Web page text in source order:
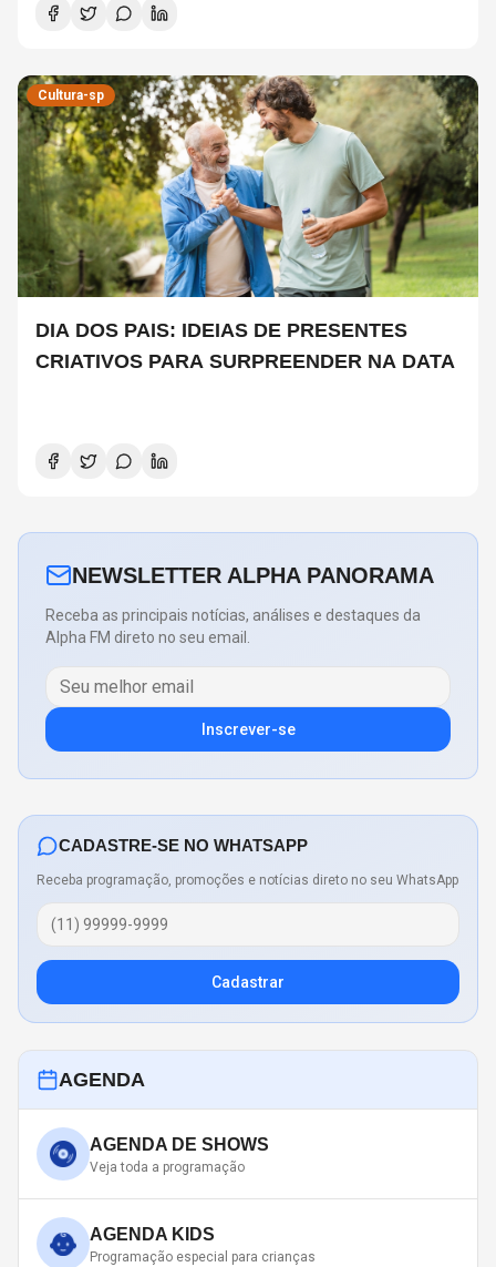
Cultura-sp
DIA DOS PAIS: IDEIAS DE PRESENTES
CRIATIVOS PARA SURPREENDER NA DATA
NEWSLETTER ALPHA PANORAMA
Receba as principais notícias, análises e destaques da
Alpha FM direto no seu email.
Inscrever-se
CADASTRE-SE NO WHATSAPP
Receba programação, promoções e notícias direto no seu WhatsApp
Cadastrar
AGENDA
AGENDA DE SHOWS
Veja toda a programação
AGENDA KIDS
Programação especial para crianças